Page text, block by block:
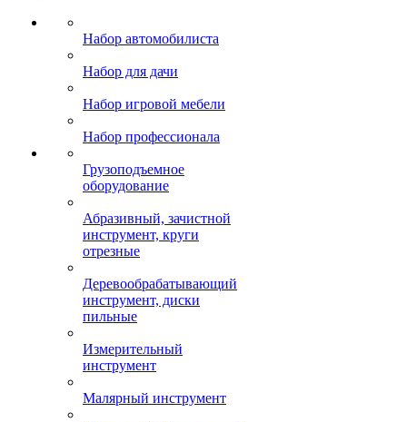
Набор автомобилиста
Набор для дачи
Набор игровой мебели
Набор профессионала
Грузоподъемное
оборудование
Абразивный, зачистной
инструмент, круги
отрезные
Деревообрабатывающий
инструмент, диски
пильные
Измерительный
инструмент
Малярный инструмент